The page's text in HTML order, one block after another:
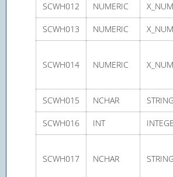
SCWH012 NUMERIC
SCWH013 NUMERIC
SCWH014 NUMERIC
SCWH015 NCHAR STRING
SCWH016 INT
SCWH017 NCHAR STRING